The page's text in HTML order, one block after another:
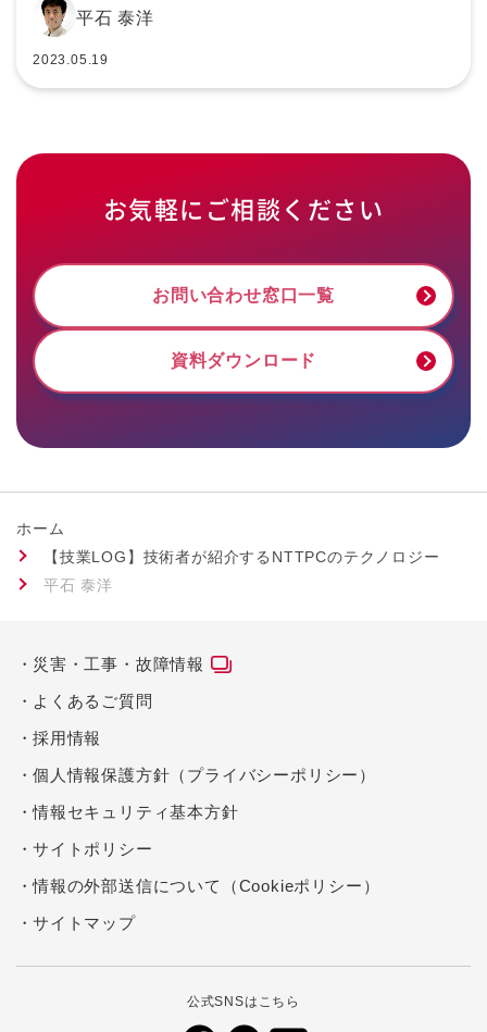
平石 泰洋
2023.05.19
お気軽にご相談ください
お問い合わせ窓口一覧
資料ダウンロード
ホーム
【技業LOG】技術者が紹介するNTTPCのテクノロジー
平石 泰洋
災害・工事・故障情報
よくあるご質問
採用情報
個人情報保護方針（プライバシーポリシー）
情報セキュリティ基本方針
サイトポリシー
情報の外部送信について（Cookieポリシー）
サイトマップ
公式SNSはこちら